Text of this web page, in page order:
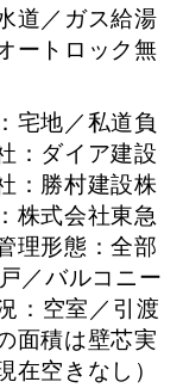
道／ガス給湯
ートロック無
宅地／私道負
：ダイア建設
：勝村建設株
株式会社東急
理形態：全部
／バルコニー
：空室／引渡
面積は壁芯実
在空きなし）